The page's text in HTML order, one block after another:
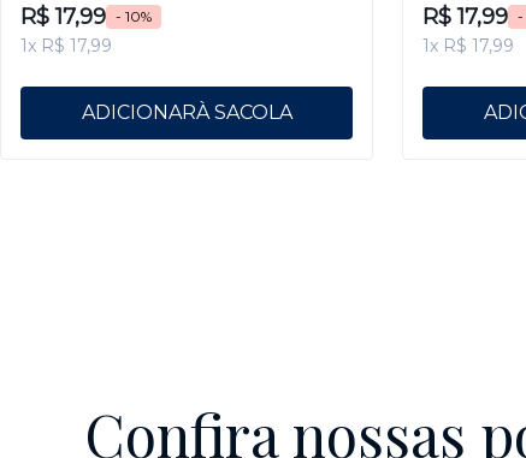
R$ 17,99 - 10%
1x R$ 17,99
ADICIONAR
R$ 17,99 -
1x R$ 17,99
Confira nossas